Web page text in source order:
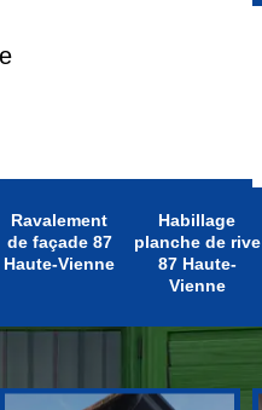
Ravalement
de façade 87
Haute-Vienne
Habillage
planche de rive
87 Haute-
Vienne